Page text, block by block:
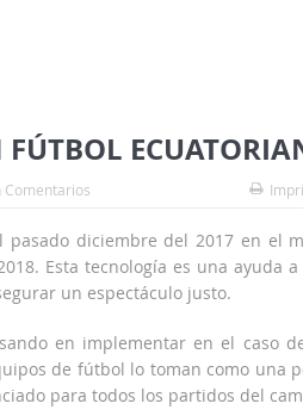
Comentarios
pasado diciembre del 2017 en el
Esta tecnología es una ayuda
un espectáculo justo.
en implementar en el caso
de fútbol lo toman como una
para todos los partidos del